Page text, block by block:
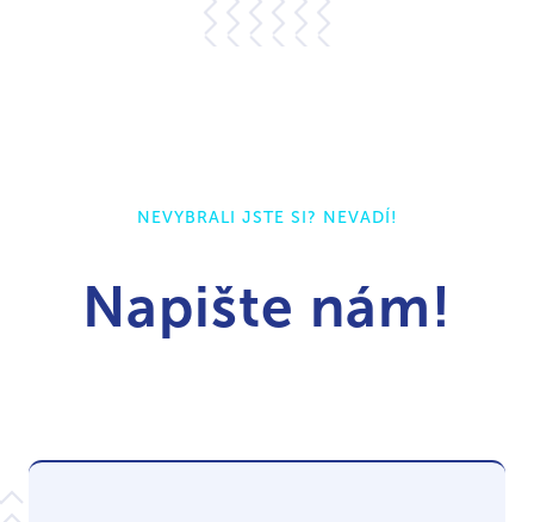
NEVYBRALI JSTE SI? NEVADÍ!
Napište nám!